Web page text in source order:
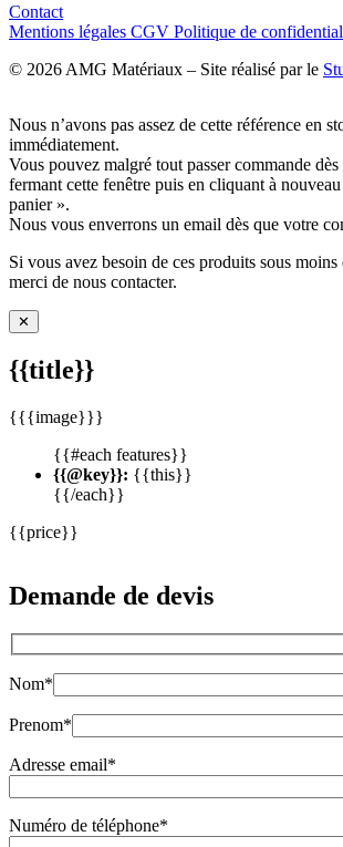
Contact
Mentions légales CGV Politique de
© 2026 AMG Matériaux – Site réalisé par le
Nous n’avons pas assez de cette référence en
immédiatement.
Vous pouvez malgré tout passer commande
fermant cette fenêtre puis en cliquant à
panier ».
Nous vous enverrons un email dès que votre
Si vous avez besoin de ces produits sous moins
merci de nous contacter.
✕
{{title}}
{{{image}}}
{{#each features}}
{{@key}}: {{this}}
{{/each}}
{{price}}
Demande de devis
Nom*
Prenom*
Adresse email*
Numéro de téléphone*